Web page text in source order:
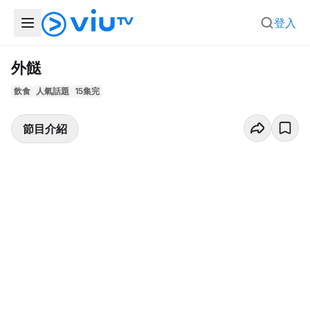
登入
外餸
飲食 人氣話題 15集完
節目介紹